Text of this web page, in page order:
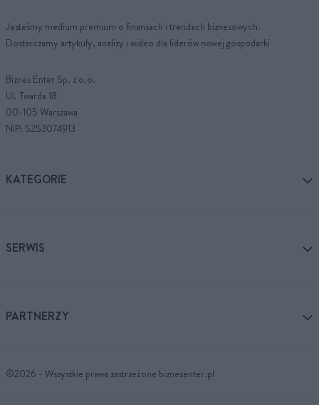
Jesteśmy medium premium o finansach i trendach biznesowych.
Dostarczamy artykuły, analizy i wideo dla liderów nowej gospodarki
Biznes Enter Sp. z o.o.
Ul. Twarda 18
00-105 Warszawa
NIP: 5253074913
KATEGORIE
SERWIS
PARTNERZY
©2026 - Wszystkie prawa zastrzeżone biznesenter.pl